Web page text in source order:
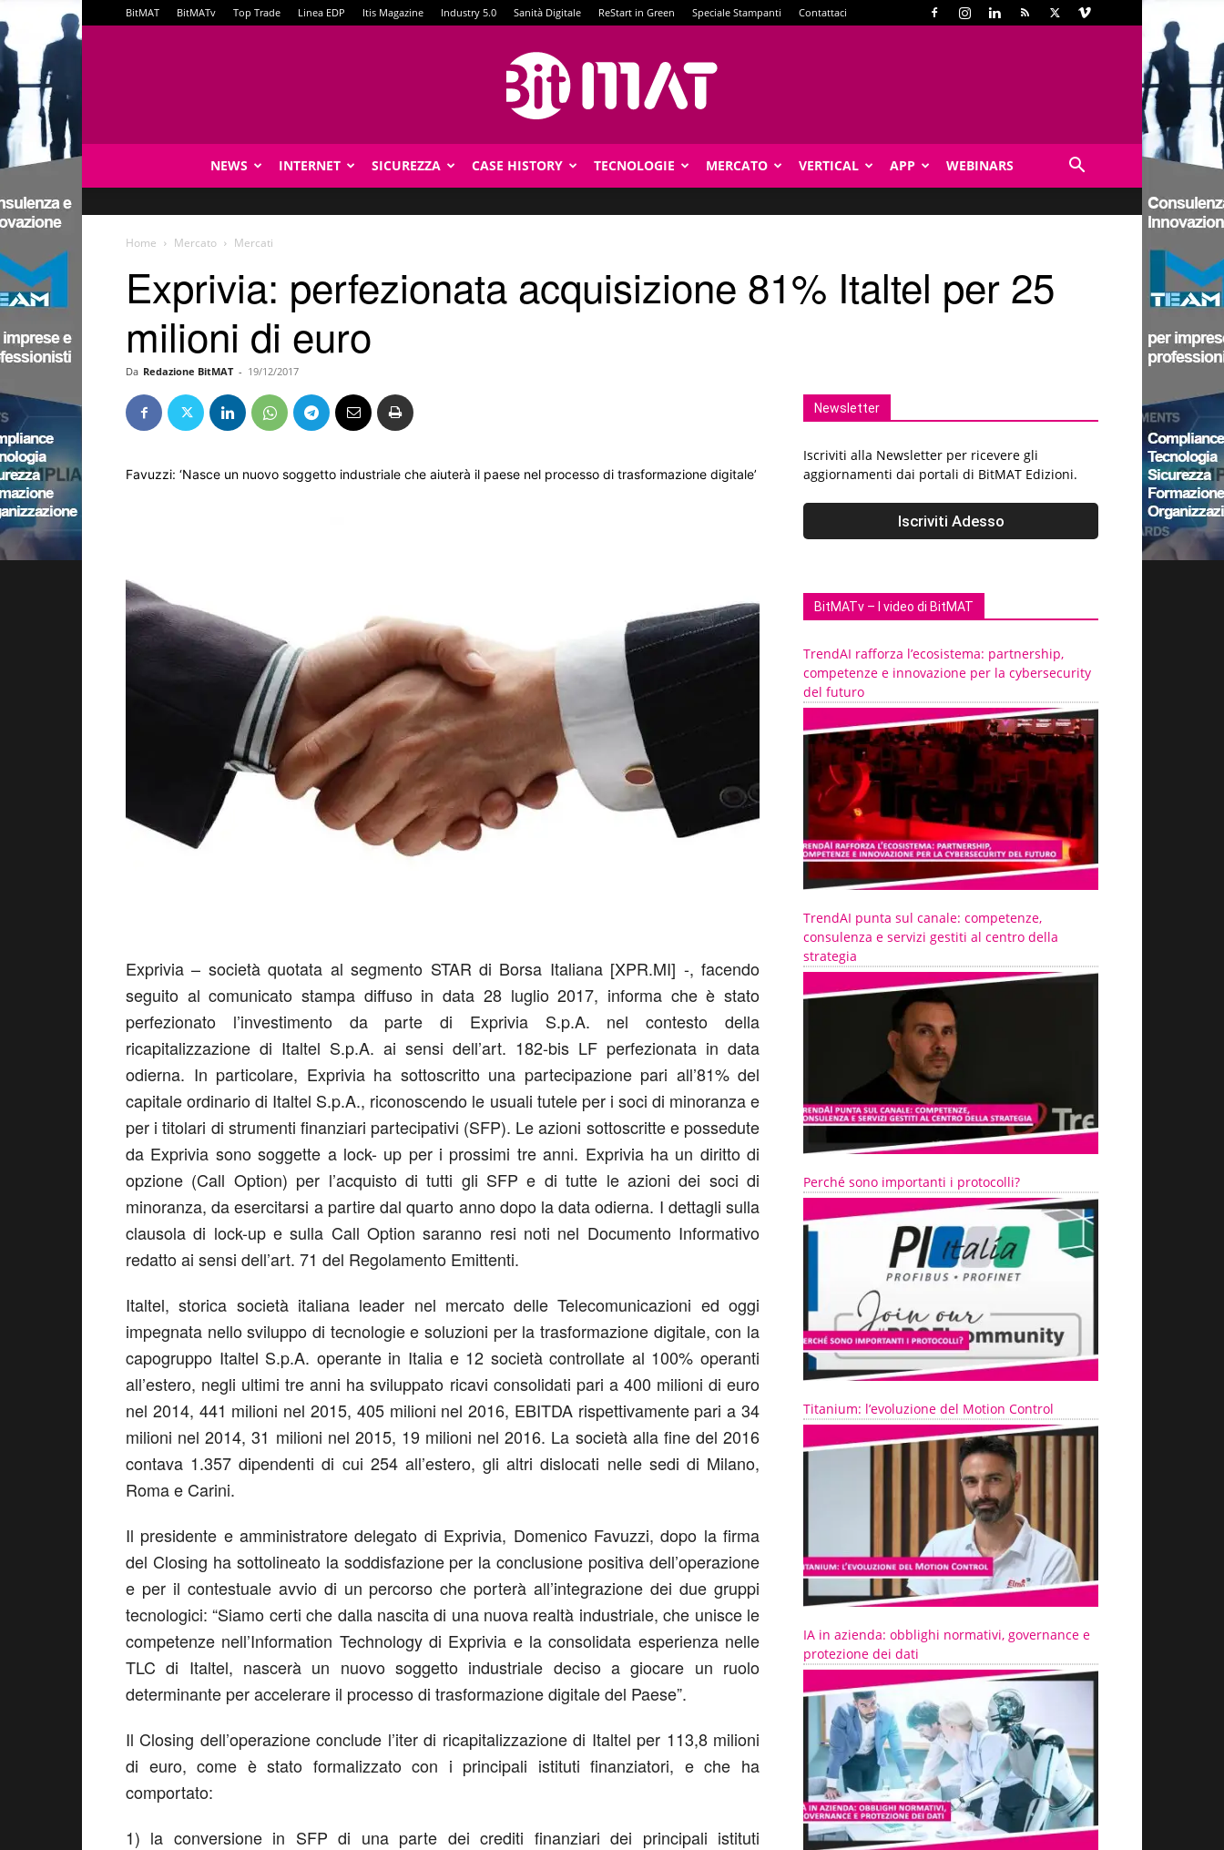
BitMAT BitMATv Top Trade Linea EDP Itis Magazine Industry 5.0 Sanità Digitale ReStart in Green Speciale Stampanti Contattaci
NEWS INTERNET SICUREZZA CASE HISTORY TECNOLOGIE MERCATO VERTICAL APP WEBINARS
Home Mercato Mercati
Exprivia: perfezionata acquisizione 81% Italtel per 25
milioni di euro
Da Redazione BitMAT - 19/12/2017
Favuzzi: ‘Nasce un nuovo soggetto industriale che aiuterà il paese nel processo di trasformazione digitale’
Exprivia – società quotata al segmento STAR di Borsa Italiana [XPR.MI] -, facendo
seguito al comunicato stampa diffuso in data 28 luglio 2017, informa che è stato
perfezionato l’investimento da parte di Exprivia S.p.A. nel contesto della
ricapitalizzazione di Italtel S.p.A. ai sensi dell’art. 182-bis LF perfezionata in data
odierna. In particolare, Exprivia ha sottoscritto una partecipazione pari all’81% del
capitale ordinario di Italtel S.p.A., riconoscendo le usuali tutele per i soci di minoranza e
per i titolari di strumenti finanziari partecipativi (SFP). Le azioni sottoscritte e possedute
da Exprivia sono soggette a lock- up per i prossimi tre anni. Exprivia ha un diritto di
opzione (Call Option) per l’acquisto di tutti gli SFP e di tutte le azioni dei soci di
minoranza, da esercitarsi a partire dal quarto anno dopo la data odierna. I dettagli sulla
clausola di lock-up e sulla Call Option saranno resi noti nel Documento Informativo
redatto ai sensi dell’art. 71 del Regolamento Emittenti.
Italtel, storica società italiana leader nel mercato delle Telecomunicazioni ed oggi
impegnata nello sviluppo di tecnologie e soluzioni per la trasformazione digitale, con la
capogruppo Italtel S.p.A. operante in Italia e 12 società controllate al 100% operanti
all’estero, negli ultimi tre anni ha sviluppato ricavi consolidati pari a 400 milioni di euro
nel 2014, 441 milioni nel 2015, 405 milioni nel 2016, EBITDA rispettivamente pari a 34
milioni nel 2014, 31 milioni nel 2015, 19 milioni nel 2016. La società alla fine del 2016
contava 1.357 dipendenti di cui 254 all’estero, gli altri dislocati nelle sedi di Milano,
Roma e Carini.
Il presidente e amministratore delegato di Exprivia, Domenico Favuzzi, dopo la firma
del Closing ha sottolineato la soddisfazione per la conclusione positiva dell’operazione
e per il contestuale avvio di un percorso che porterà all’integrazione dei due gruppi
tecnologici: “Siamo certi che dalla nascita di una nuova realtà industriale, che unisce le
competenze nell’Information Technology di Exprivia e la consolidata esperienza nelle
TLC di Italtel, nascerà un nuovo soggetto industriale deciso a giocare un ruolo
determinante per accelerare il processo di trasformazione digitale del Paese”.
Il Closing dell’operazione conclude l’iter di ricapitalizzazione di Italtel per 113,8 milioni
di euro, come è stato formalizzato con i principali istituti finanziatori, e che ha
comportato:
1) la conversione in SFP di una parte dei crediti finanziari dei principali istituti
Newsletter
Iscriviti alla Newsletter per ricevere gli
aggiornamenti dai portali di BitMAT Edizioni.
BitMATv – I video di BitMAT
TrendAI rafforza l’ecosistema: partnership,
competenze e innovazione per la cybersecurity
del futuro
TrendAI punta sul canale: competenze,
consulenza e servizi gestiti al centro della
strategia
Perché sono importanti i protocolli?
Titanium: l’evoluzione del Motion Control
IA in azienda: obblighi normativi, governance e
protezione dei dati